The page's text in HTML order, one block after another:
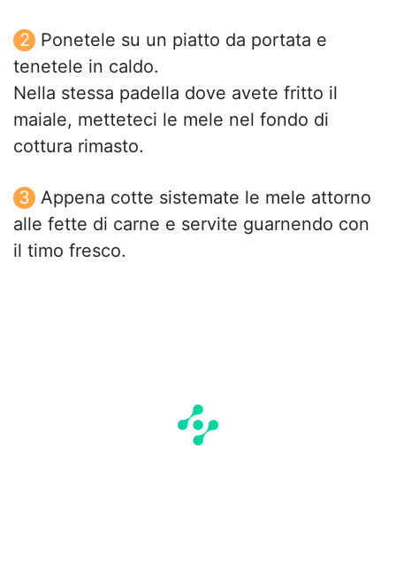
Ponetele su un piatto da portata e
tenetele in caldo.
Nella stessa padella dove avete fritto il
maiale, metteteci le mele nel fondo di
cottura rimasto.
Appena cotte sistemate le mele attorno
alle fette di carne e servite guarnendo con
il timo fresco.